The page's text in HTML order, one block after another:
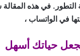
التطور. في هذه
في الواتساب ،
حياتك أسهل